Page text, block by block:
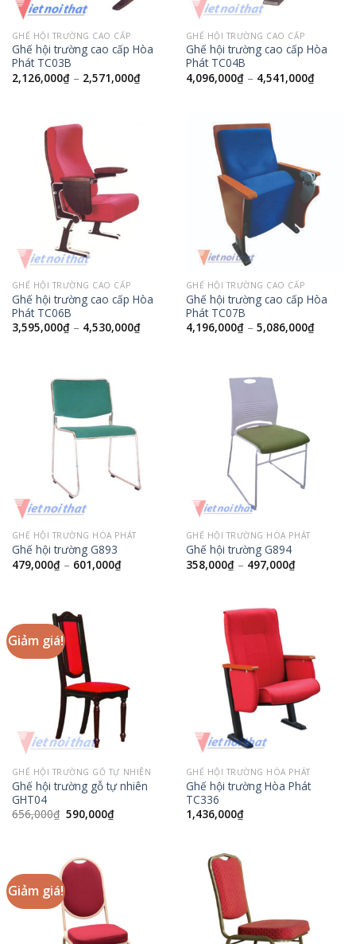
GHẾ HỘI TRƯỜNG CAO CẤP
Ghế hội trường cao cấp Hòa
Phát TC03B
2,126,000₫– 2,571,000₫
GHẾ HỘI TRƯỜNG CAO CẤP
Ghế hội trường cao cấp Hòa
Phát TC04B
4,096,000₫– 4,541,000₫
GHẾ HỘI TRƯỜNG CAO CẤP
Ghế hội trường cao cấp Hòa
Phát TC06B
3,595,000₫– 4,530,000₫
GHẾ HỘI TRƯỜNG CAO CẤP
Ghế hội trường cao cấp Hòa
Phát TC07B
4,196,000₫– 5,086,000₫
GHẾ HỘI TRƯỜNG HÒA PHÁT
Ghế hội trường G893
479,000₫– 601,000₫
GHẾ HỘI TRƯỜNG HÒA PHÁT
Ghế hội trường G894
358,000₫– 497,000₫
Giảm giá!
GHẾ HỘI TRƯỜNG GỖ TỰ NHIÊN
Ghế hội trường gỗ tự nhiên
GHT04
656,000₫ Giá
590,000₫Giá
hiện
GHẾ HỘI TRƯỜNG HÒA PHÁT
Ghế hội trường Hòa Phát
TC336
1,436,000₫
Giảm giá!